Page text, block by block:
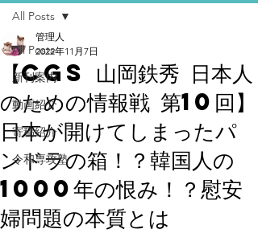
All Posts
新刊案内
動画紹介
寄稿紹介
令和専攻塾
All Posts
【CGS 山岡鉄秀 日本人
のための情報戦 第10回】
日本が開けてしまったパ
ンドラの箱！？韓国人の
1000年の恨み！？慰安
婦問題の本質とは
管理人
2022年11月7日